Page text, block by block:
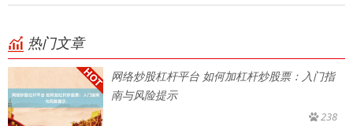
热门文章
网络炒股杠杆平台 如何加杠杆炒股票：入门指
南与风险提示
238